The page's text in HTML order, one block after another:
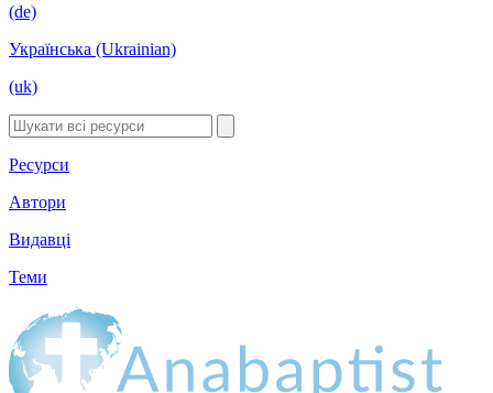
(de)
Українська (Ukrainian)
(uk)
Ресурси
Автори
Видавці
Теми